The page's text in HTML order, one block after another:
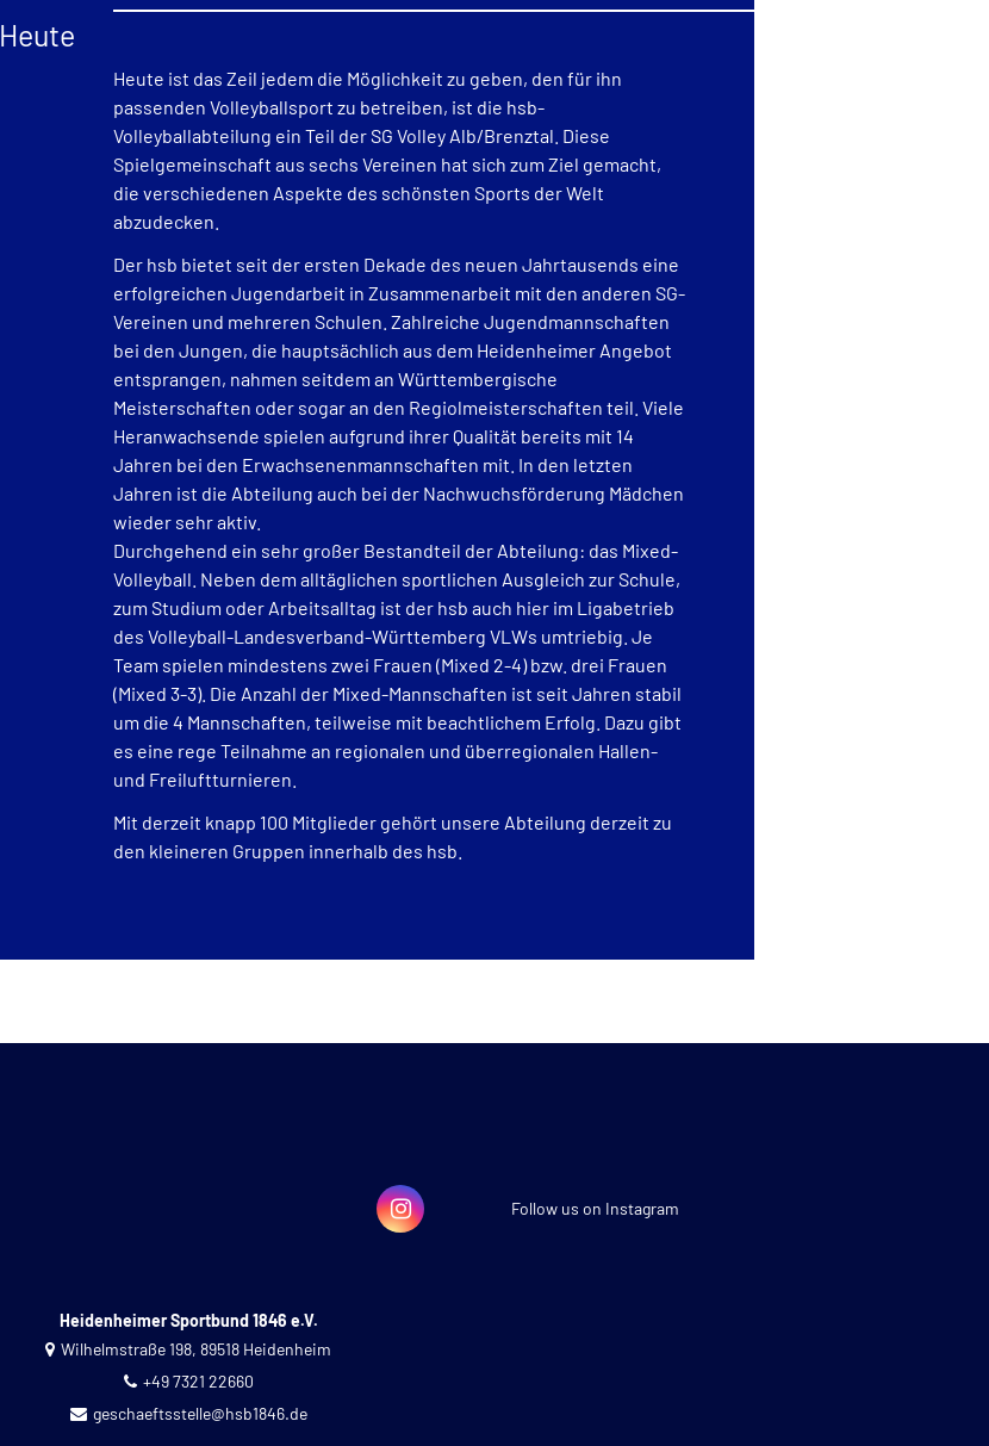
Heute
Heute ist das Zeil jedem die Möglichkeit zu geben, den für ihn
passenden Volleyballsport zu betreiben, ist die hsb-
Volleyballabteilung ein Teil der SG Volley Alb/Brenztal. Diese
Spielgemeinschaft aus sechs Vereinen hat sich zum Ziel gemacht,
die verschiedenen Aspekte des schönsten Sports der Welt
abzudecken.
Der hsb bietet seit der ersten Dekade des neuen Jahrtausends eine
erfolgreichen Jugendarbeit in Zusammenarbeit mit den anderen SG-
Vereinen und mehreren Schulen. Zahlreiche Jugendmannschaften
bei den Jungen, die hauptsächlich aus dem Heidenheimer Angebot
entsprangen, nahmen seitdem an Württembergische
Meisterschaften oder sogar an den Regiolmeisterschaften teil. Viele
Heranwachsende spielen aufgrund ihrer Qualität bereits mit 14
Jahren bei den Erwachsenenmannschaften mit. In den letzten
Jahren ist die Abteilung auch bei der Nachwuchsförderung Mädchen
wieder sehr aktiv.
Durchgehend ein sehr großer Bestandteil der Abteilung: das Mixed-
Volleyball. Neben dem alltäglichen sportlichen Ausgleich zur Schule,
zum Studium oder Arbeitsalltag ist der hsb auch hier im Ligabetrieb
des Volleyball-Landesverband-Württemberg VLWs umtriebig. Je
Team spielen mindestens zwei Frauen (Mixed 2-4) bzw. drei Frauen
(Mixed 3-3). Die Anzahl der Mixed-Mannschaften ist seit Jahren stabil
um die 4 Mannschaften, teilweise mit beachtlichem Erfolg. Dazu gibt
es eine rege Teilnahme an regionalen und überregionalen Hallen-
und Freiluftturnieren.
Mit derzeit knapp 100 Mitglieder gehört unsere Abteilung derzeit zu
den kleineren Gruppen innerhalb des hsb.
Follow us on Instagram
Heidenheimer Sportbund 1846 e.V.
Wilhelmstraße 198, 89518 Heidenheim
+49 7321 22660
geschaeftsstelle@hsb1846.de